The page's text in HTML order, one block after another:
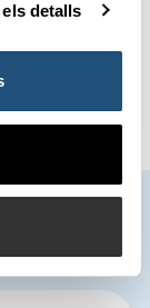
detalls
la